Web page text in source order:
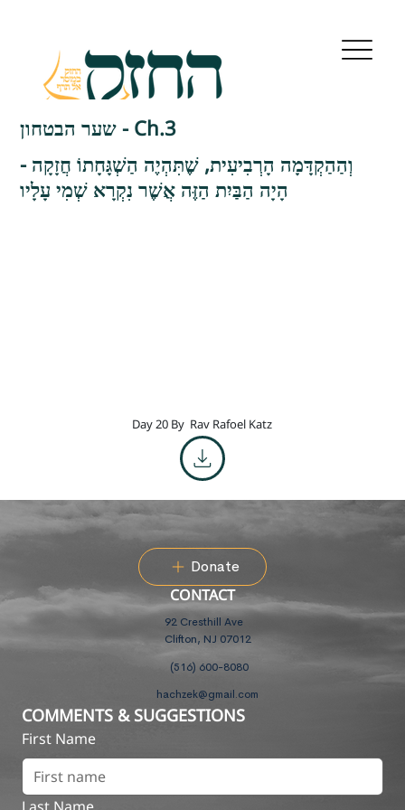
שער הבטחון - Ch.3
וְהַהַקְדָּמָה הָרְבִיעִית, שֶׁתִּהְיֶה הַשְׁגָּחָתוֹ חֲזָקָה -
הָיָה הַבַּיִת הַזֶּה אֲשֶׁר נִקְרָא שְׁמִי עָלָיו
Day 20 By Rav Rafoel Katz
Donate
CONTACT
92 Cresthill Ave
Clifton, NJ 07012
(516) 600-8080
hachzek@gmail.com
COMMENTS & SUGGESTIONS
First Name